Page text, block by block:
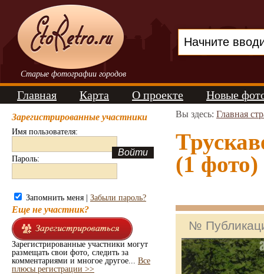
Старые фотографии городов
Главная Карта О проекте Новые
Зарегистрированные участники
Имя пользователя:
Пароль:
Запомнить меня | Забыли пароль?
Еще не участник?
Зарегистрированные участники могут
размещать свои фото, следить за
комментариями и многое другое... Все
плюсы регистрации >>
Вы здесь: Главная
(1 фото)
№